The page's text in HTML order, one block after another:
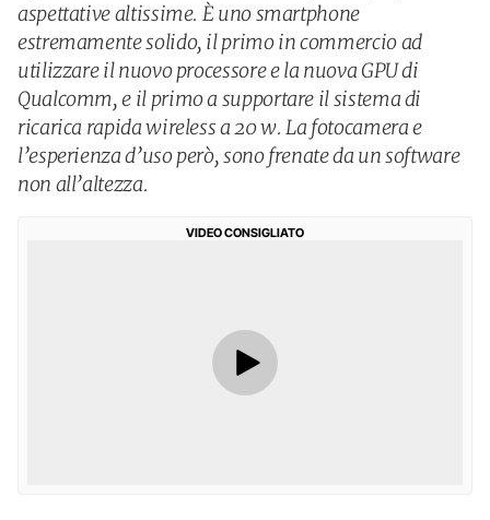
aspettative altissime. È uno smartphone
estremamente solido, il primo in commercio ad
utilizzare il nuovo processore e la nuova GPU di
Qualcomm, e il primo a supportare il sistema di
ricarica rapida wireless a 20 w. La fotocamera e
l’esperienza d’uso però, sono frenate da un software
non all’altezza.
VIDEO CONSIGLIATO